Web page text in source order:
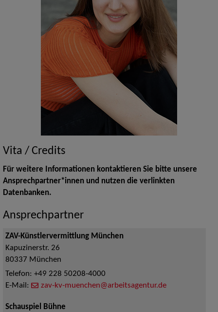
Vita / Credits
Für weitere Informationen kontaktieren Sie bitte unsere
Ansprechpartner*innen und nutzen die verlinkten
Datenbanken.
Ansprechpartner
ZAV-Künstlervermittlung München
Kapuzinerstr. 26
80337 München
Telefon: +49 228 50208-4000
E-Mail:
zav-kv-muenchen@arbeitsagentur.de
Schauspiel Bühne